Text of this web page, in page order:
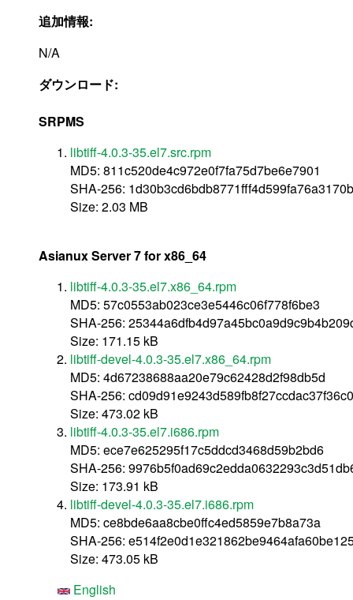
追加情報:
N/A
ダウンロード:
SRPMS
libtiff-4.0.3-35.el7.src.rpm
MD5: 811c520de4c972e0f7fa75d7be6e7901
SHA-256:
Size: 2.03 MB
Asianux Server 7 for x86_64
libtiff-4.0.3-35.el7.x86_64.rpm
MD5: 57c0553ab023ce3e5446c06f778f6be3
SHA-256:
Size: 171.15 kB
libtiff-devel-4.0.3-35.el7.x86_64.rpm
MD5: 4d67238688aa20e79c62428d2f98db5d
SHA-256:
Size: 473.02 kB
libtiff-4.0.3-35.el7.i686.rpm
MD5: ece7e625295f17c5ddcd3468d59b2bd6
SHA-256:
Size: 173.91 kB
libtiff-devel-4.0.3-35.el7.i686.rpm
MD5: ce8bde6aa8cbe0ffc4ed5859e7b8a73a
SHA-256:
Size: 473.05 kB
English